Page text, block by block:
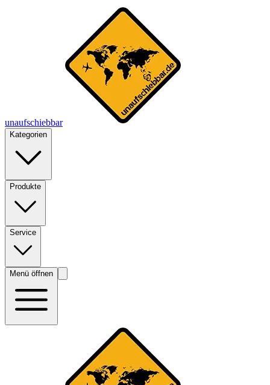
unaufschiebbar
Kategorien
Produkte
Service
Menü öffnen